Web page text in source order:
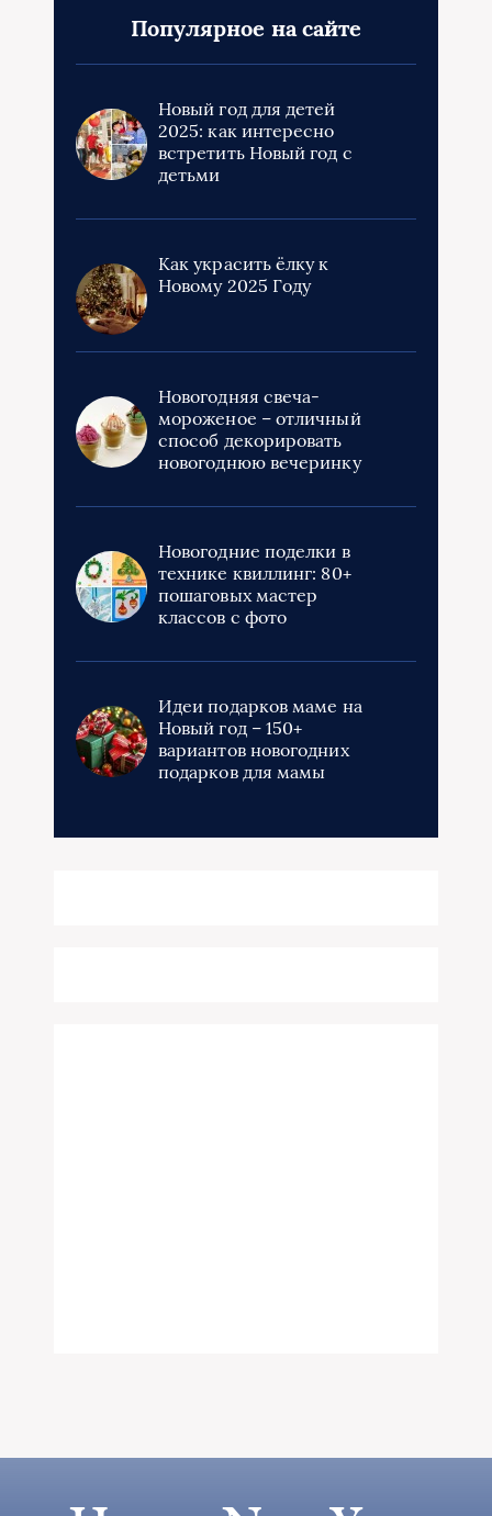
Популярное на сайте
Новый год для детей
2025: как интересно
встретить Новый год с
детьми
Как украсить ёлку к
Новому 2025 Году
Новогодняя свеча-
мороженое – отличный
способ декорировать
новогоднюю вечеринку
Новогодние поделки в
технике квиллинг: 80+
пошаговых мастер
классов с фото
Идеи подарков маме на
Новый год – 150+
вариантов новогодних
подарков для мамы